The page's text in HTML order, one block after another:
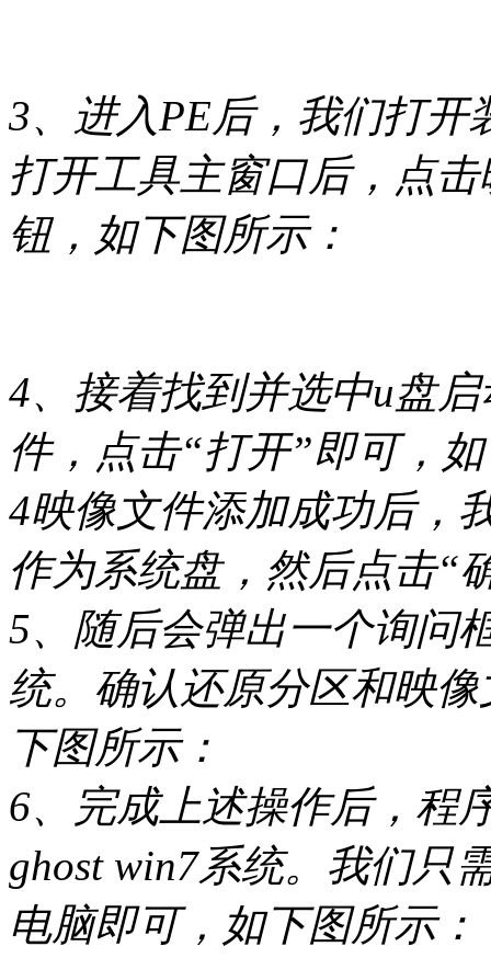
3、进入PE后，我们打开
打开工具主窗口后，点
钮，如下图所示：
4、接着找到并选中u盘
件，点击“打开”即可，
4映像文件添加成功后，
作为系统盘，然后点击“
5、随后会弹出一个询问
统。确认还原分区和映
下图所示：
6、完成上述操作后，程
ghost win7系统。我们只
电脑即可，如下图所示：